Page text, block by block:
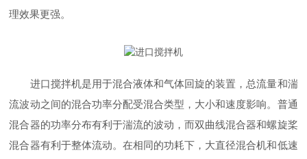
理效果更强。
进口搅拌机是用于混合液体和气体回旋的装置，总流量和湍
流波动之间的混合功率分配受混合类型，大小和速度影响。普通
混合器的功率分布有利于湍流的波动，而双曲线混合器和螺旋桨
混合器有利于整体流动。在相同的功耗下，大直径混合机和低速